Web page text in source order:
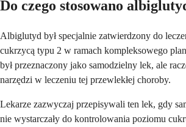
Do czego stosowano
Albiglutyd był specjalnie zatwierdzony do
cukrzycą typu 2 w ramach kompleksowego
był przeznaczony jako samodzielny lek, ale
narzędzi w leczeniu tej przewlekłej choroby.
Lekarze zazwyczaj przepisywali ten lek, gdy
nie wystarczały do kontrolowania poziomu